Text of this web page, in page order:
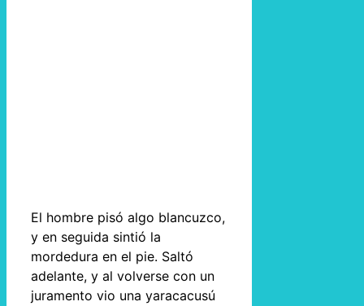
El hombre pisó algo blancuzco,
y en seguida sintió la
mordedura en el pie. Saltó
adelante, y al volverse con un
juramento vio una yaracacusú